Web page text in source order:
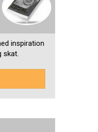
inspiration
skat.